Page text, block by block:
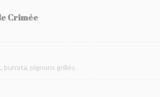
Crimée
burrata, pignons grillés